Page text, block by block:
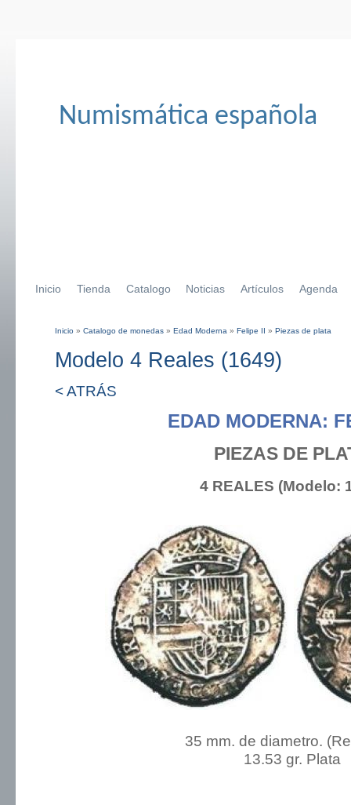
Numismática española
Inicio Tienda Catalogo Noticias Artículos Agenda
Inicio » Catalogo de monedas » Edad Moderna » Felipe II » Piezas de plata
Modelo 4 Reales (1649)
< ATRÁS
EDAD MODERNA:
PIEZAS DE
4 REALES (Modelo:
35 mm. de diametro.
13.53 gr. Plata